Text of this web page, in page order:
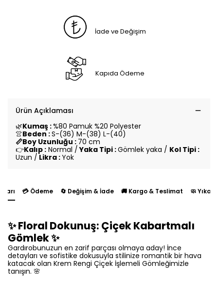
İade ve Değişim
Kapıda Ödeme
Ürün Açıklaması
🌿Kumaş :%80 Pamuk %20 Polyester
👚Beden :S-(36) M-(38) L-(40)
📏Boy Uzunluğu : 70 cm
👉Kalıp : Normal /Yaka Tipi :Gömlek yaka / Kol Tipi :
Uzun /Likra :Yok
💳 Ödeme 🔄 Değişim & İade 🚚 Kargo & Teslimat 🧼
✨ Floral Dokunuş: Çiçek Kabartmalı
Gömlek ✨
Gardırobunuzun en zarif parçası olmaya aday! İnce
detayları ve sofistike dokusuyla stilinize romantik bir hava
katacak olan Krem Rengi Çiçek İşlemeli Gömleğimizle
tanışın. 🌸